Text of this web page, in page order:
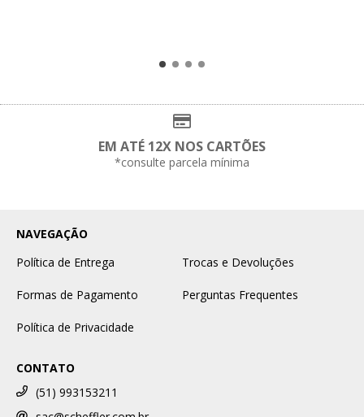
EM ATÉ 12X NOS CARTÕES
*consulte parcela mínima
NAVEGAÇÃO
Política de Entrega
Trocas e Devoluções
Formas de Pagamento Perguntas Frequentes
Política de Privacidade
CONTATO
(51) 993153211